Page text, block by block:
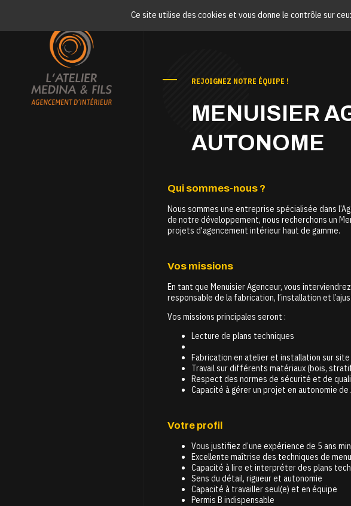
REJOIGNEZ NOTRE ÉQUIPE !
MENUISIER
AUTONOME
Qui sommes-nous ?
Nous sommes une entreprise spécialisée dans
de notre développement, nous recherchons un
projets d'agencement intérieur haut de gamme.
Vos missions
En tant que Menuisier Agenceur, vous
responsable de la fabrication, l’installation et
Vos missions principales seront :
Lecture de plans techniques
Fabrication en atelier et installation sur site
Travail sur différents matériaux (bois,
Respect des normes de sécurité et de
Capacité à gérer un projet en autonomie de
Votre profil
Vous justifiez d’une expérience de 5 ans
Excellente maîtrise des techniques de
Capacité à lire et interpréter des plans
Sens du détail, rigueur et autonomie
Capacité à travailler seul(e) et en équipe
Permis B indispensable
Ce site utilise des cookies et vous donne le contrôle sur